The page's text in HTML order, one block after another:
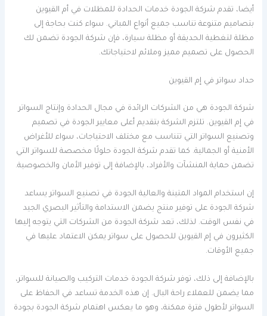
أيضا، تقدم شركة الجودة خدمات الحدادة للمظلات في أم القيوين
بتصاميم متنوعة تناسب جميع أنواع المباني. سواء كنت بحاجة إلى
مظلة لتغطية الحديقة أو مظلة سيارة، فإن شركة الجودة تضمن لك
الحصول على تصميم مميز وملائم لاحتياجاتك.
حداد سواتر في إم القيوين
شركة الجودة هي من الشركات الرائدة في مجال الحدادة وإنتاج السواتر
في إم القيوين. تلتزم الشركة بتقديم أعلى معايير الجودة في تصميم
وتصنيع السواتر التي تتناسب مع مختلف الاحتياجات، سواء للأغراض
الأمنية أو الجمالية. كما تقدم شركة الجودة حلولًا مخصصة للسواتر التي
تضمن حماية المنشآت والأفراد، بالإضافة إلى توفير الأمان والخصوصية.
إن استخدام المواد المتينة والعالية الجودة في تصنيع السواتر يساعد
شركة الجودة على توفير منتج يضمن الاستدامة والتأثير البصري الجيد
في نفس الوقت. لذلك، تعد شركة الجودة من الشركات التي يتوجه إليها
الكثيرون في إم القيوين للحصول على سواتر يمكن الاعتماد عليها في
جميع الأوقات.
بالإضافة إلى ذلك، توفر شركة الجودة خدمات التركيب والصيانة للسواتر،
مما يضمن للعملاء راحة البال. إن هذه الخدمة تساعد في الحفاظ على
السواتر لأطول فترة ممكنة، وهو ما يعكس اهتمام شركة الجودة بجودة